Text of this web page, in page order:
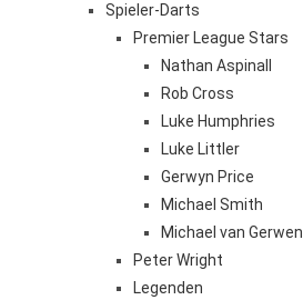
Spieler-Darts
Premier League Stars
Nathan Aspinall
Rob Cross
Luke Humphries
Luke Littler
Gerwyn Price
Michael Smith
Michael van Gerwen
Peter Wright
Legenden